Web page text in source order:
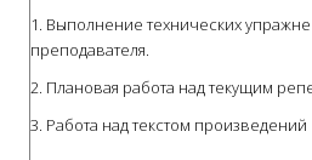
1. Выполнение технических
преподавателя.
2. Плановая работа над текущим
3. Работа над текстом